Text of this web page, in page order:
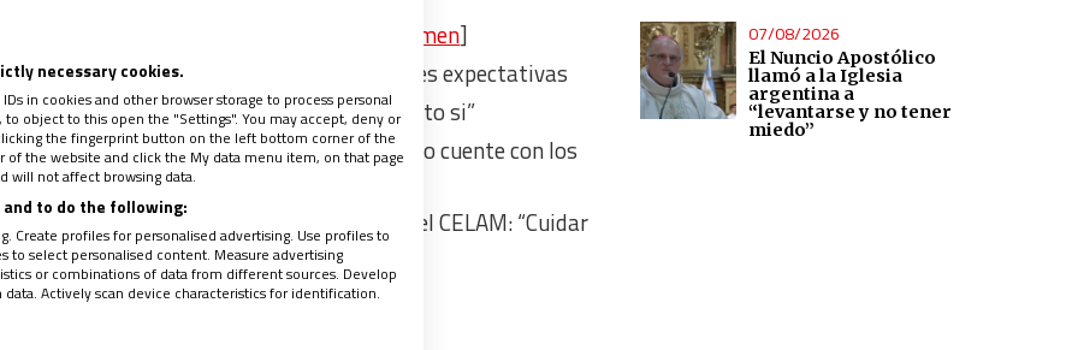
resumen]
Opinión: Eduardo Acosta Scarel: Con grandes expectativas
La COP de la Iglesia insta a exportar ‘Laudato si”
Tomás Insúa: “Que la industria del carbón no cuente con los
católicos”
Entrevista a Miguel Cabrejos, presidente del CELAM: “Cuidar
la naturaleza no es un acto de fe”
EN ESPAÑA
07/08/2026
El Nuncio Apostólico
llamó a la Iglesia
argentina a
“levantarse y no tener
miedo”
necessary cookies.
in cookies and other browser storage to process personal
object to this open the "Settings". You may accept, deny or
the fingerprint button on the left bottom corner of the
the website and click the My data menu item, on that page
will not affect browsing data.
to do the following:
Create profiles for personalised advertising. Use profiles to
to select personalised content. Measure advertising
or combinations of data from different sources. Develop
Actively scan device characteristics for identification.